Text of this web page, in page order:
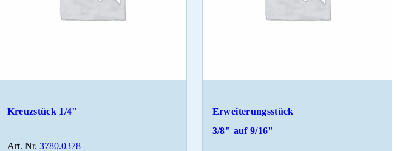
Kreuzstück 1/4"
Art. Nr. 3780.0378
Erweiterungsstück
3/8" auf 9/16"